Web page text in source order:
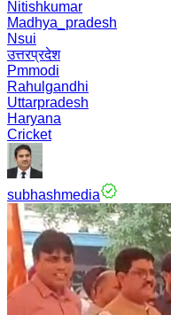
Nitishkumar
Madhya_pradesh
Nsui
उत्तरप्रदेश
Pmmodi
Rahulgandhi
Uttarpradesh
Haryana
Cricket
subhashmedia